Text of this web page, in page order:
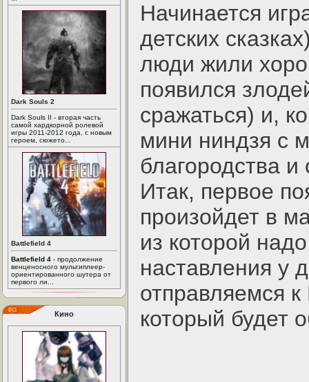
Dark Souls 2
Dark Souls II - вторая часть
самой хардкорной ролевой
игры 2011-2012 года, с новым
героем, сюжето...
Battlefield 4
Battlefield 4 - продолжение
венценосного мультиплеер-
ориентированного шутера от
первого ли...
Кино
Начинается
детских
люди жили
появился
сражаться) и,
мини ниндзя с
благородства и
Итак, первое
произойдет в
из которой
наставления у
отправляемся
который будет